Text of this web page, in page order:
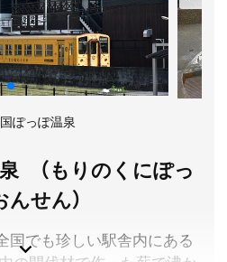
農産物直売所8:30～18:00、フー
り徒歩約15分。JR宇和島駅よ
弁天町1丁目318-16
3934
わじま きさいや広場
ぽっぽ温泉
（もりのくにぽっ
せん）
国でも珍しい駅舎内にある